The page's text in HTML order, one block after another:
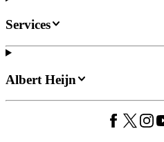
Services
Albert Heijn